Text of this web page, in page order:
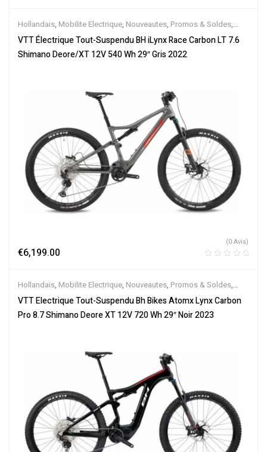
Hollandais, Mobilite Electrique, Nouveautes, Promos & Soldes,
Tout-Suspendus,Vélo électrique ville,Velos Electriques,VTT
Électriques
VTT Électrique Tout-Suspendu BH iLynx Race Carbon LT 7.6
Shimano Deore/XT 12V 540 Wh 29″ Gris 2022
€6,199.00
(0 Avis)
Hollandais, Mobilite Electrique, Nouveautes, Promos & Soldes,
Tout-Suspendus,Vélo électrique ville,Velos Electriques,VTT
Électriques
VTT Electrique Tout-Suspendu Bh Bikes Atomx Lynx Carbon
Pro 8.7 Shimano Deore XT 12V 720 Wh 29″ Noir 2023